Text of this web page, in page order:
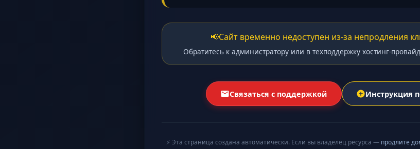
📢Сайт временно недоступен из-за непродления
Обратитесь к администратору или в техподдержку хостинг-
Связаться с поддержкой Инструкция
⚡ Эта страница создана автоматически. Если вы владелец ресурса — продлите